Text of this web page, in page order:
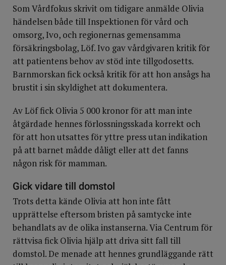
Som Vårdfokus skrivit om tidigare anmälde Olivia
händelsen både till Inspektionen för vård och
omsorg, Ivo, och regionernas gemensamma
försäkringsbolag, Löf. Ivo gav vårdgivaren kritik för
att patientens behov av stöd inte tillgodosetts.
Barnmorskan fick också kritik för att hon ansågs ha
brustit i sin skyldighet att dokumentera.
Av Löf fick Olivia 5 000 kronor för att man inte
åtgärdade hennes förlossningsskada korrekt och
för att hon utsattes för yttre press utan indikation
på att barnet mådde dåligt eller att det fanns
någon risk för mamman.
Gick vidare till domstol
Trots detta kände Olivia att hon inte fått
upprättelse eftersom bristen på samtycke inte
behandlats av de olika instanserna. Via Centrum för
rättvisa fick Olivia hjälp att driva sitt fall till
domstol. De menade att hennes grundläggande rätt